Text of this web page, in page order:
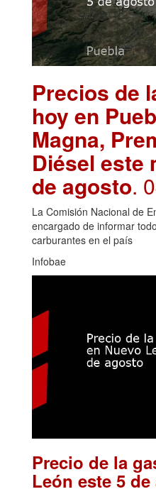
Precios de
hoy en
Magna,
Diésel este
de agosto.
La Comisión Nacional de
encargado de informar
carburantes en el país
Infobae
Precio de la
León este 5